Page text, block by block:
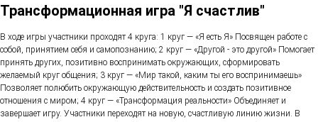
Трансформационная игра "Я счастлив"
В ходе игры участники проходят 4 круга: 1 круг — «Я есть Я» Посвящен работе с
собой, принятием себя и самопознанию; 2 круг — «Другой - это другой» Помогает
принять других, позитивно воспринимать окружающих, сформировать
желаемый круг общения; 3 круг — «Мир такой, каким ты его воспринимаешь»
Позволяет полюбить окружающую действительность и создать позитивное
отношения с миром; 4 круг — «Трансформация реальности» Объединяет и
завершает игру. Участники переходят на новую, счастливую линию жизни. В